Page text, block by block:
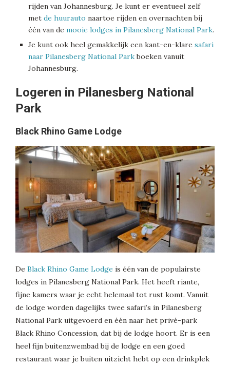
rijden van Johannesburg. Je kunt er eventueel zelf
met de huurauto naartoe rijden en overnachten bij
één van de mooie lodges in Pilanesberg National Park.
Je kunt ook heel gemakkelijk een kant-en-klare safari
naar Pilanesberg National Parkboeken vanuit
Johannesburg.
Logeren in Pilanesberg National
Park
Black Rhino Game Lodge
De Black Rhino Game Lodge is één van de populairste
lodges in Pilanesberg National Park. Het heeft riante,
fijne kamers waar je echt helemaal tot rust komt. Vanuit
de lodge worden dagelijks twee safari’s in Pilanesberg
National Park uitgevoerd en één naar het privé-park
Black Rhino Concession, dat bij de lodge hoort. Er is een
heel fijn buitenzwembad bij de lodge en een goed
restaurant waar je buiten uitzicht hebt op een drinkplek